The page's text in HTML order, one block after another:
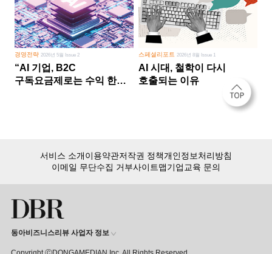
경영전략 2026년 5월 Issue 2
“AI 기업, B2C
구독요금제로는 수익 한계
스페셜리포트 2026년 8월 Issue 1
AI 시대, 철학이 다시
호출되는 이유
서비스 소개이용약관저작권 정책개인정보처리방침
이메일 무단수집 거부사이트맵기업교육 문의
동아비즈니스리뷰 사업자 정보